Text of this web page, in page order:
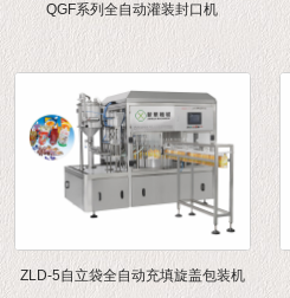
QGF系列全自动灌装封口机
ZLD-5自立袋全自动充填旋盖包装机